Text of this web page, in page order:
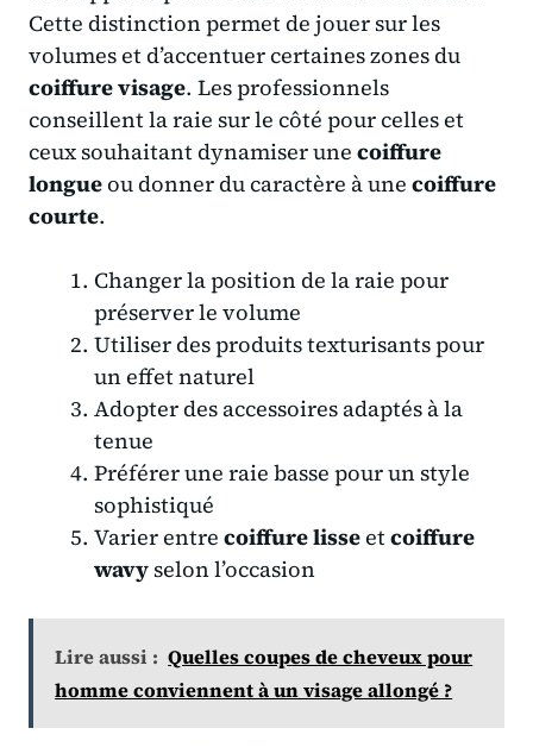
Cette distinction permet de jouer sur les
volumes et d’accentuer certaines zones du
coiffure visage. Les professionnels
conseillent la raie sur le côté pour celles et
ceux souhaitant dynamiser une coiffure
longueou donner du caractère à une coiffure
courte.
Changer la position de la raie pour
préserver le volume
Utiliser des produits texturisants pour
un effet naturel
Adopter des accessoires adaptés à la
tenue
Préférer une raie basse pour un style
sophistiqué
Varier entre coiffure lisseetcoiffure
wavyselon l’occasion
Lire aussi : Quelles coupes de cheveux pour
homme conviennent à un visage allongé ?